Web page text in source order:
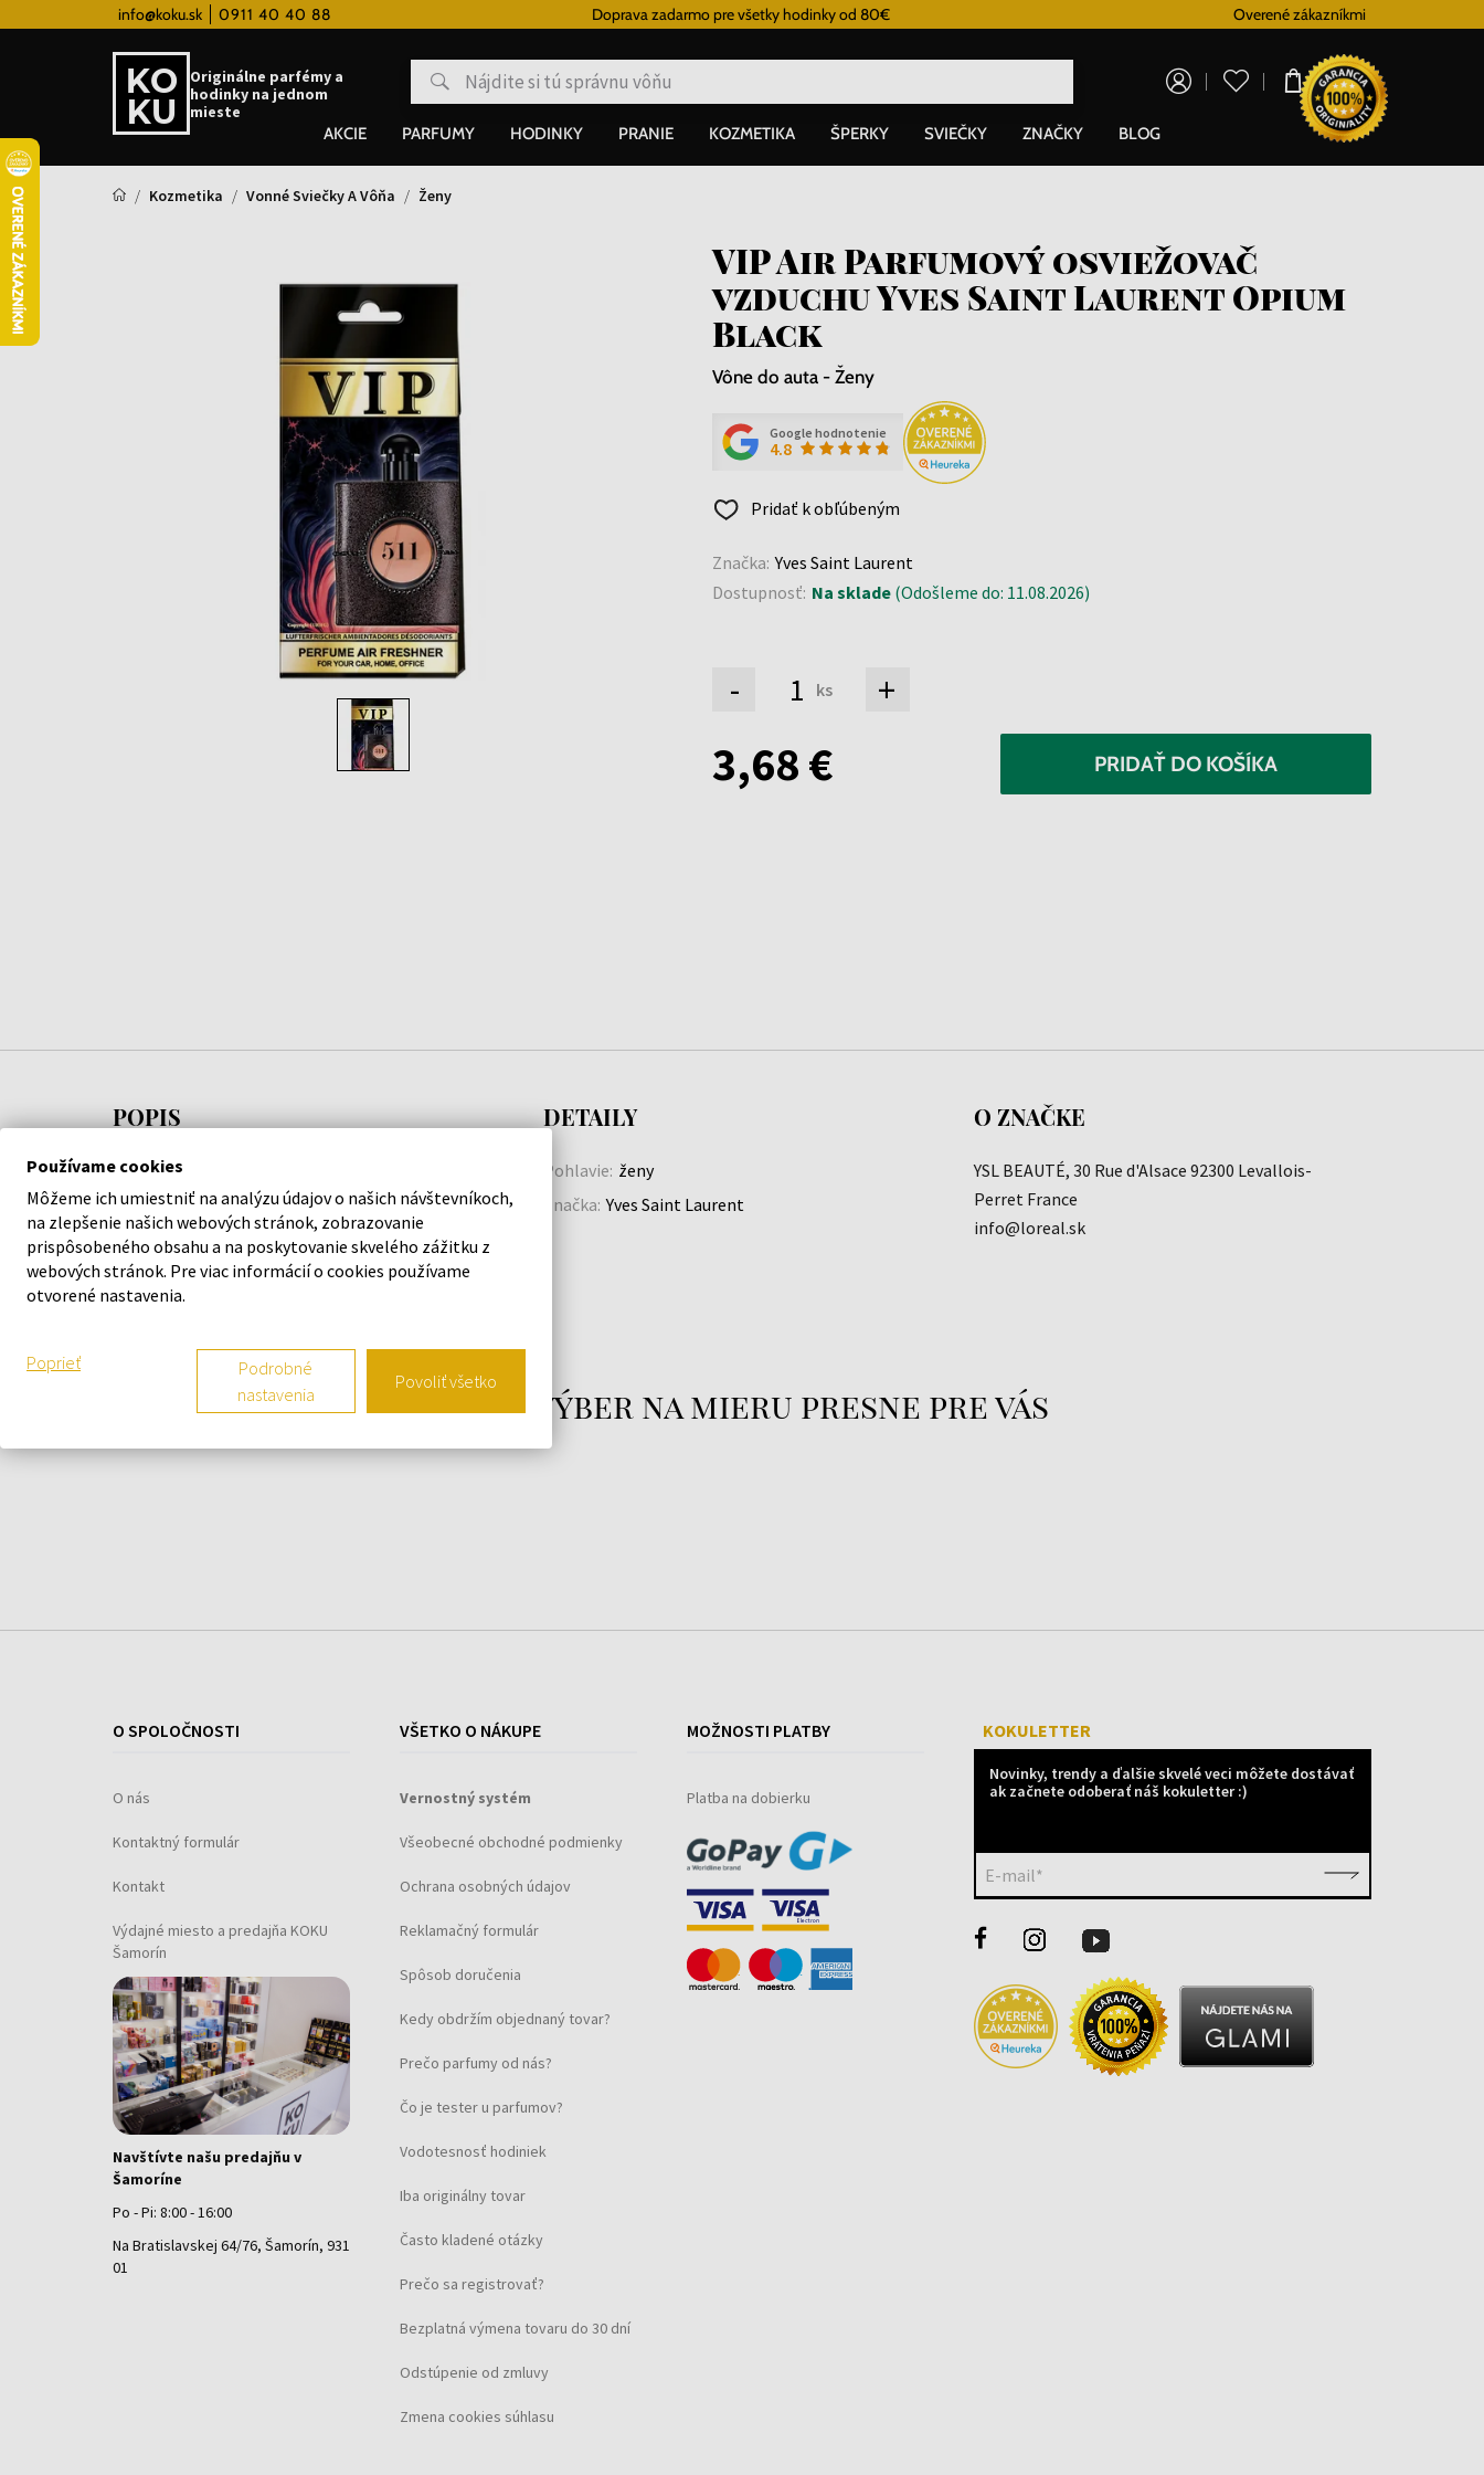
info@koku.sk 0911 40 40 88Vernostný systém Doprava zadarmo pre všetky hodinky od 80€ Overené zákazníkmi
Originálne parfémy a
hodinky na jednom
mieste
0,00 €
AKCIE PARFUMY HODINKY PRANIE KOZMETIKA ŠPERKY SVIEČKY ZNAČKY BLOG
Kozmetika Vonné Sviečky A Vôňa Ženy
VIP Air Parfumový osviežovač
vzduchu Yves Saint Laurent Opium
Black
Vône do auta - Ženy
Google hodnotenie
4.8
Pridať k obľúbeným
Značka: Yves Saint Laurent
Dostupnosť: Na sklade(Odošleme do: 11.08.2026)
- ks +
3,68 € PRIDAŤ DO KOŠÍKA
POPIS
Veľký výber z rôznych druhov vôní pre každého.
Osviežovač vzduchu VIP Air Freshner prevonia
interiér auta, bytu, kancelárie alebo iné miesto,
kde chcete mať príjemnú vôňu. Osviežuje ovzdušie a
odstraňuje zápachy.
DETAILY
Pohlavie: ženy
Značka: Yves Saint Laurent
O ZNAČKE
YSL BEAUTÉ, 30 Rue d'Alsace 92300 Levallois-
Perret France
info@loreal.sk
Náš výber na mieru presne pre vás
O SPOLOČNOSTI
O nás
Kontaktný formulár
Kontakt
Výdajné miesto a predajňa KOKU
Šamorín
Navštívte našu predajňu v
Šamoríne
Po - Pi: 8:00 - 16:00
Na Bratislavskej 64/76, Šamorín, 931
01
VŠETKO O NÁKUPE
Vernostný systém
Všeobecné obchodné podmienky
Ochrana osobných údajov
Reklamačný formulár
Spôsob doručenia
Kedy obdržím objednaný tovar?
Prečo parfumy od nás?
Čo je tester u parfumov?
Vodotesnosť hodiniek
Iba originálny tovar
Často kladené otázky
Prečo sa registrovať?
Bezplatná výmena tovaru do 30 dní
Odstúpenie od zmluvy
Zmena cookies súhlasu
MOŽNOSTI PLATBY
Platba na dobierku
KOKULETTER
Novinky, trendy a ďalšie skvelé veci môžete dostávať
ak začnete odoberať náš kokuletter :)
E-mail*
Používame cookies
Môžeme ich umiestniť na analýzu údajov o našich návštevníkoch,
na zlepšenie našich webových stránok, zobrazovanie
prispôsobeného obsahu a na poskytovanie skvelého zážitku z
webových stránok. Pre viac informácií o cookies používame
otvorené nastavenia.
Poprieť
Podrobné
nastavenia
Povoliť všetko